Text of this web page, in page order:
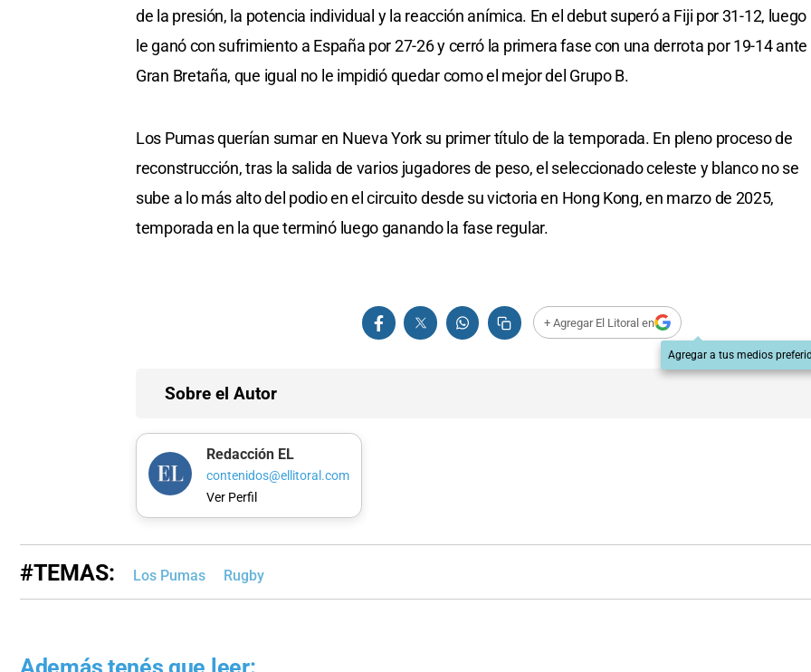
de la presión, la potencia individual y la reacción anímica. En el debut superó a Fiji por 31-12, luego
le ganó con sufrimiento a España por 27-26 y cerró la primera fase con una derrota por 19-14 ante
Gran Bretaña, que igual no le impidió quedar como el mejor del Grupo B.
Los Pumas querían sumar en Nueva York su primer título de la temporada. En pleno proceso de
reconstrucción, tras la salida de varios jugadores de peso, el seleccionado celeste y blanco no se
sube a lo más alto del podio en el circuito desde su victoria en Hong Kong, en marzo de 2025,
temporada en la que terminó luego ganando la fase regular.
+ Agregar El Litoral en
Agregar a tus medios
Sobre el Autor
Redacción EL
contenidos@ellitoral.com
Ver Perfil
#TEMAS: Los Pumas Rugby
Además tenés que leer: